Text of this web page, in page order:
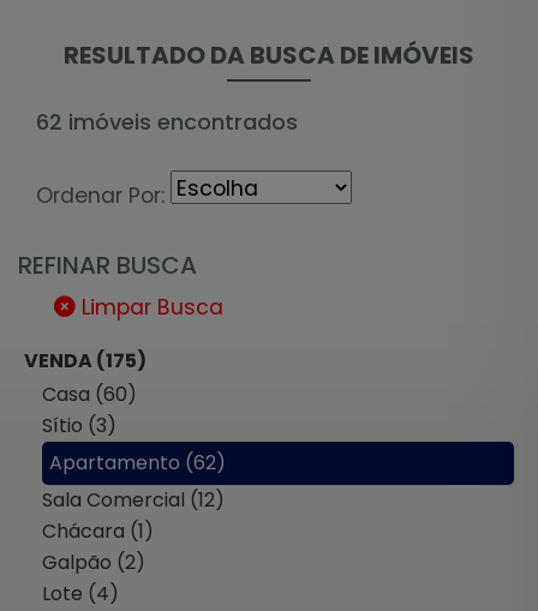
RESULTADO DA BUSCA DE IMÓVEIS
62 imóveis encontrados
Ordenar Por:
REFINAR BUSCA
Limpar Busca
VENDA (175)
Casa (60)
Sítio (3)
Apartamento (62)
Sala Comercial (12)
Chácara (1)
Galpão (2)
Lote (4)